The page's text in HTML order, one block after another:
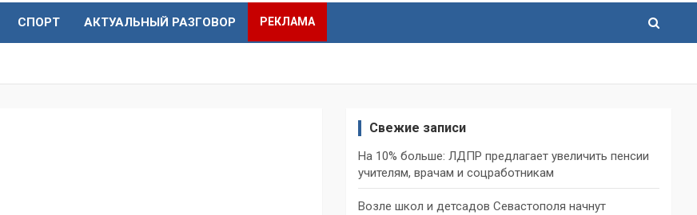
СПОРТ АКТУАЛЬНЫЙ РАЗГОВОР РЕКЛАМА
Свежие записи
На 10% больше: ЛДПР предлагает увеличить пенсии
учителям, врачам и соцработникам
Возле школ и детсадов Севастополя начнут